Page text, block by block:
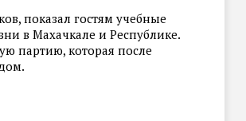
показал гостям учебные
в Махачкале и Республике.
партию, которая после